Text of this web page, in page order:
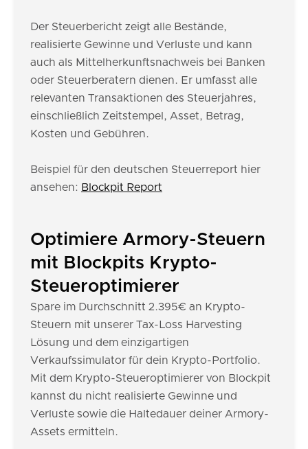
Der Steuerbericht zeigt alle Bestände,
realisierte Gewinne und Verluste und kann
auch als Mittelherkunftsnachweis bei Banken
oder Steuerberatern dienen. Er umfasst alle
relevanten Transaktionen des Steuerjahres,
einschließlich Zeitstempel, Asset, Betrag,
Kosten und Gebühren.
Beispiel für den deutschen Steuerreport hier
ansehen: Blockpit Report
Optimiere Armory-Steuern
mit Blockpits Krypto-
Steueroptimierer
Spare im Durchschnitt 2.395€ an Krypto-
Steuern mit unserer Tax-Loss Harvesting
Lösung und dem einzigartigen
Verkaufssimulator für dein Krypto-Portfolio.
Mit dem Krypto-Steueroptimierer von Blockpit
kannst du nicht realisierte Gewinne und
Verluste sowie die Haltedauer deiner Armory-
Assets ermitteln.